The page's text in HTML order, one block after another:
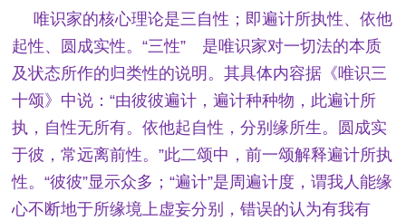
唯识家的核心理论是三自性；即遍计所执性、依他
起性、圆成实性。“三性” 是唯识家对一切法的本质
及状态所作的归类性的说明。其具体内容据《唯识三
十颂》中说：“由彼彼遍计，遍计种种物，此遍计所
执，自性无所有。依他起自性，分别缘所生。圆成实
于彼，常远离前性。”此二颂中，前一颂解释遍计所执
性。“彼彼”显示众多；“遍计”是周遍计度，谓我人能缘
心不断地于所缘境上虚妄分别，错误的认为有我有